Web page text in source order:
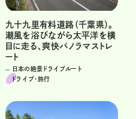
九十九里有料道路（千葉県）。
潮風を浴びながら太平洋を横
目に走る、爽快パノラマストレ
ート
日本の絶景ドライブルート
ドライブ･旅行